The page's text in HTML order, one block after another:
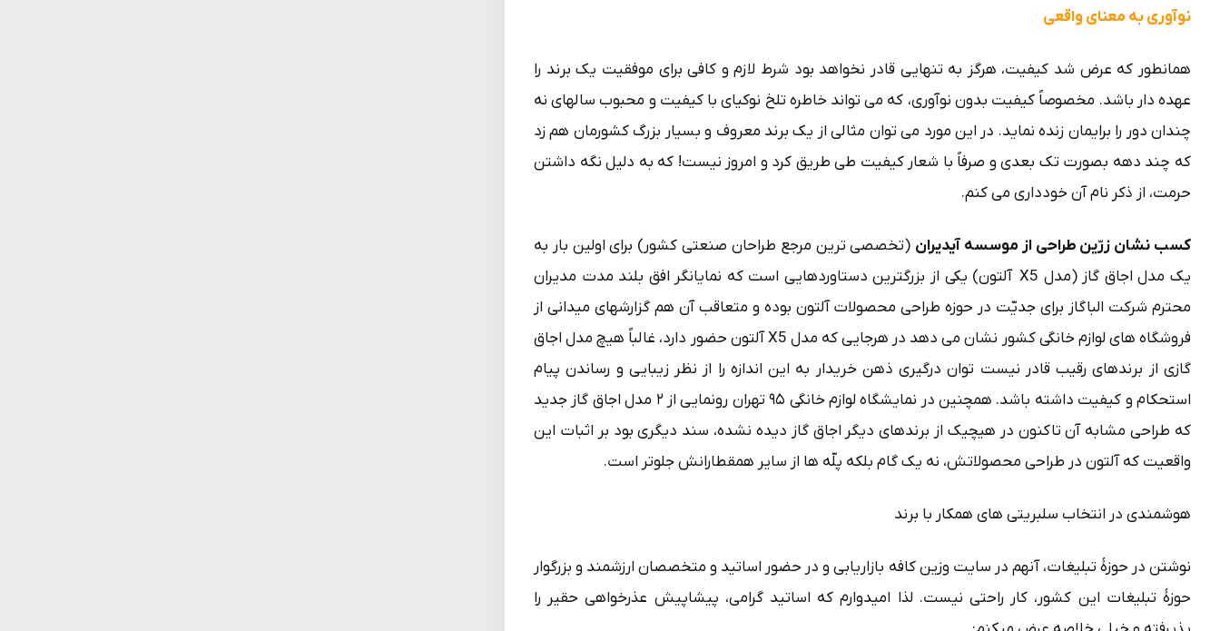
نوآوری به معنای واقعی
همانطور که عرض شد کیفیت، هرگز به تنهایی قادر نخواهد بود شرط لازم و کافی برای موفقیت یک برند را
عهده دار باشد. مخصوصاً کیفیت بدون نوآوری، که می تواند خاطره تلخ نوکیای با کیفیت و محبوب سالهای نه
چندان دور را برایمان زنده نماید. در این مورد می توان مثالی از یک برند معروف و بسیار بزرگ کشورمان هم زد
که چند دهه بصورت تک بعدی و صرفاً با شعار کیفیت طی طریق کرد و امروز نیست! که به دلیل نگه داشتن
حرمت، از ذکر نام آن خودداری می کنم.
کسب نشان زرّین طراحی از موسسه آیدیران (تخصصی ترین مرجع طراحان صنعتی کشور) برای اولین بار به
یک مدل اجاق گاز (مدل X5 آلتون) یکی از بزرگترین دستاوردهایی است که نمایانگر افق بلند مدت مدیران
محترم شرکت الباگاز برای جدیّت در حوزه طراحی محصولات آلتون بوده و متعاقب آن هم گزارشهای میدانی از
فروشگاه های لوازم خانگی کشور نشان می دهد در هرجایی که مدل X5 آلتون حضور دارد، غالباً هیچ مدل اجاق
گازی از برندهای رقیب قادر نیست توان درگیری ذهن خریدار به این اندازه را از نظر زیبایی و رساندن پیام
استحکام و کیفیت داشته باشد. همچنین در نمایشگاه لوازم خانگی ۹۵ تهران رونمایی از ۲ مدل اجاق گاز جدید
که طراحی مشابه آن تاکنون در هیچیک از برندهای دیگر اجاق گاز دیده نشده، سند دیگری بود بر اثبات این
واقعیت که آلتون در طراحی محصولاتش، نه یک گام بلکه پلّه ها از سایر همقطارانش جلوتر است.
هوشمندی در انتخاب سلبریتی های همکار با برند
نوشتن در حوزۀ تبلیغات، آنهم در سایت وزین کافه بازاریابی و در حضور اساتید و متخصصان ارزشمند و بزرگوار
حوزۀ تبلیغات این کشور، کار راحتی نیست. لذا امیدوارم که اساتید گرامی، پیشاپیش عذرخواهی حقیر را